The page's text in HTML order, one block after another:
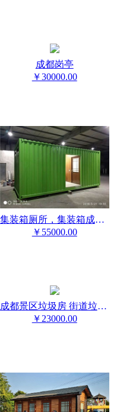
成都岗亭
￥30000.00
集装箱厕所，集装箱成品厕所，集装箱环保厕所，四川成都雷天顺
￥55000.00
成都景区垃圾房 街道垃圾房 工地垃圾房
￥23000.00